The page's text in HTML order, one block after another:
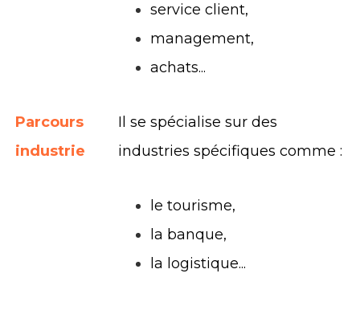
service client,
management,
achats...
Parcours
industrie
Il se spécialise sur des
industries spécifiques comme :
le tourisme,
la banque,
la logistique...